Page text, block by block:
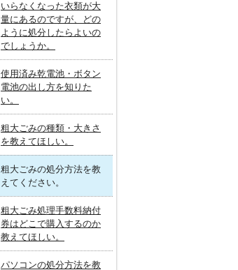
いらなくなった衣類が大
量にあるのですが、どの
ように処分したらよいの
でしょうか。
使用済み乾電池・ボタン
電池の出し方を知りた
い。
粗大ごみの種類・大きさ
を教えてほしい。
粗大ごみの処分方法を教
えてください。
粗大ごみ処理手数料納付
券はどこで購入するのか
教えてほしい。
パソコンの処分方法を教